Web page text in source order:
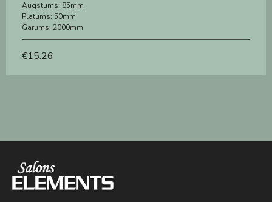
Augstums: 85mm
Platums: 50mm
Garums: 2000mm
€15.26